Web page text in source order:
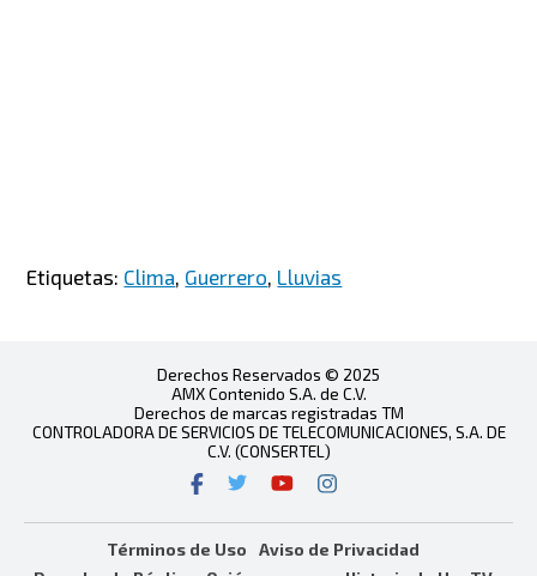
Etiquetas: Clima Guerrero Lluvias
Derechos Reservados © 2025
AMX Contenido S.A. de C.V.
Derechos de marcas registradas TM
CONTROLADORA DE SERVICIOS DE TELECOMUNICACIONES, S.A. DE
C.V. (CONSERTEL)
Términos de Uso
Aviso de Privacidad